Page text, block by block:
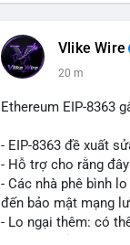
Vlike Wire
20 m
Ethereum EIP-8363
- EIP-8363 đề xuất
- Hỗ trợ cho rằng
- Các nhà phê bình
đến bảo mật mạng
- Lo ngại thêm: có